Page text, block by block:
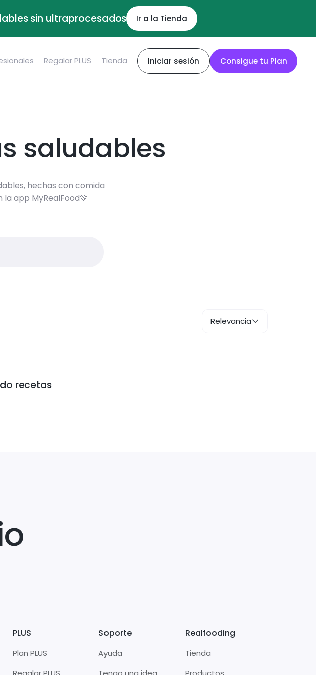
sin ultraprocesados Ir a la Tienda
Regalar PLUS Tienda Iniciar sesión Consigue tu Plan
saludables
hechas con comida
app MyRealFood💚
Relevancia
recetas
PLUS
Plan PLUS
Soporte
Ayuda
Realfooding
Tienda